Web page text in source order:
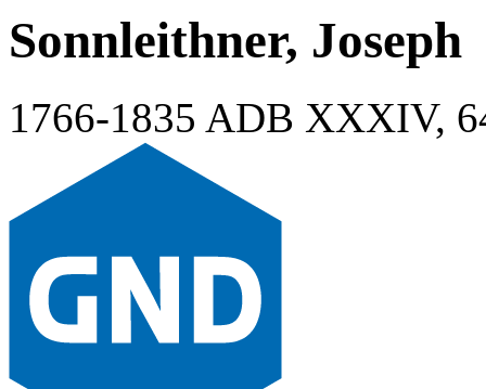
Sonnleithner, Joseph
1766-1835 ADB XXXIV,